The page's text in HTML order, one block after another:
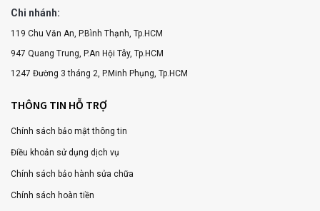
Chi nhánh:
119 Chu Văn An, P.Bình Thạnh, Tp.HCM
947 Quang Trung, P.An Hội Tây, Tp.HCM
1247 Đường 3 tháng 2, P.Minh Phụng, Tp.HCM
THÔNG TIN HỖ TRỢ
Chính sách bảo mật thông tin
Điều khoản sử dụng dịch vụ
Chính sách bảo hành sửa chữa
Chính sách hoàn tiền